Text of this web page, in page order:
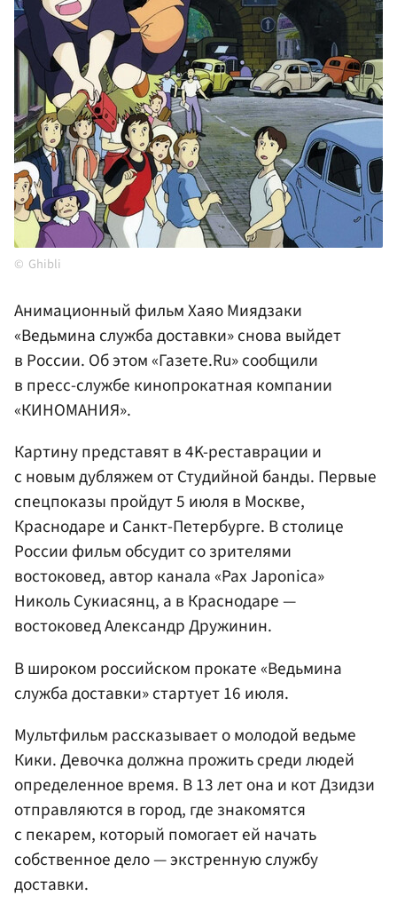
Ghibli
Анимационный фильм Хаяо Миядзаки
«Ведьмина служба доставки» снова выйдет
в России. Об этом «Газете.Ru» сообщили
в пресс-службе кинопрокатная компании
«КИНОМАНИЯ».
Картину представят в 4K-реставрации и
с новым дубляжем от Студийной банды. Первые
спецпоказы пройдут 5 июля в Москве,
Краснодаре и Санкт-Петербурге. В столице
России фильм обсудит со зрителями
востоковед, автор канала «Pax Japonica»
Николь Сукиасянц, а в Краснодаре —
востоковед Александр Дружинин.
В широком российском прокате «Ведьмина
служба доставки» стартует 16 июля.
Мультфильм рассказывает о молодой ведьме
Кики. Девочка должна прожить среди людей
определенное время. В 13 лет она и кот Дзидзи
отправляются в город, где знакомятся
с пекарем, который помогает ей начать
собственное дело — экстренную службу
доставки.